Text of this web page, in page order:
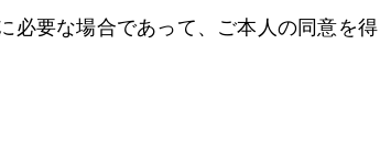
必要な場合であって、ご本人の同意を